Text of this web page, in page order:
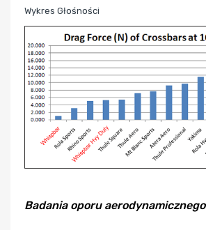
Wykres Głośności
Badania oporu aerodynamicznego